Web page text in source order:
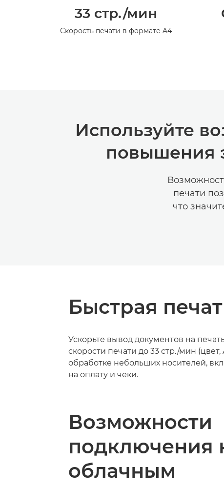
33 стр./мин
Скорость печати в формате A4
Используйте
повышения
печати
что
Быстрая
Ускорьте вывод документов на
скорости печати до 33 стр./мин (цвет,
обработке небольших носителей,
на оплату и чеки.
Возможности
подключения
облачным